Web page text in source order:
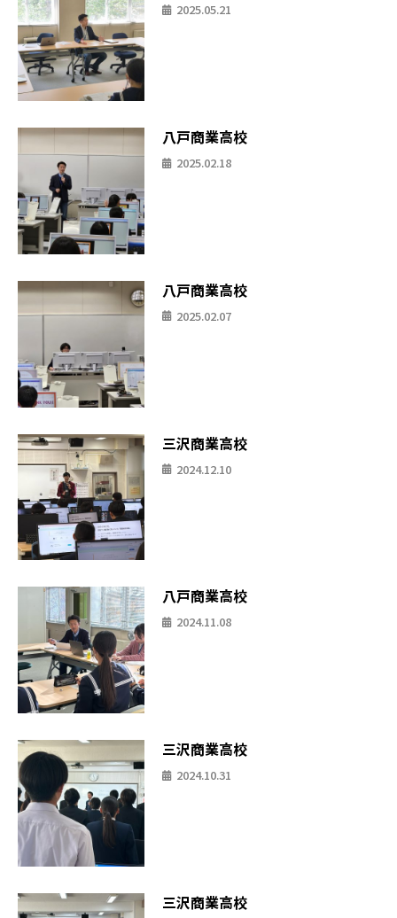
2025.05.21
八戸商業高校
2025.02.18
八戸商業高校
2025.02.07
三沢商業高校
2024.12.10
八戸商業高校
2024.11.08
三沢商業高校
2024.10.31
三沢商業高校